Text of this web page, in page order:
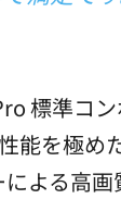
標準コ
能を極め
よる高画